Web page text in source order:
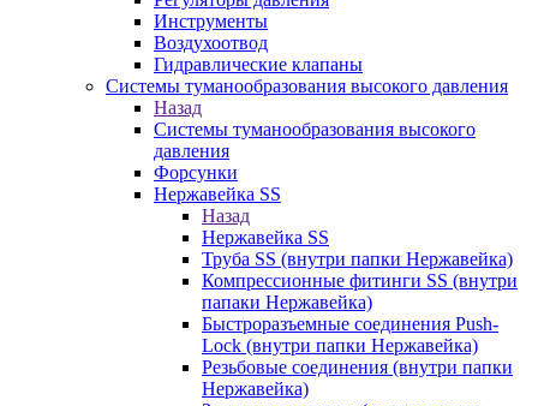
Инструменты
Воздухоотвод
Гидравлические клапаны
Системы туманообразования высокого давления
Назад
Системы туманообразования высокого
давления
Форсунки
Нержавейка SS
Назад
Нержавейка SS
Труба SS (внутри папки Нержавейка)
Компрессионные фитинги SS (внутри
папаки Нержавейка)
Быстроразъемные соединения Push-
Lock (внутри папки Нержавейка)
Резьбовые соединения (внутри папки
Нержавейка)